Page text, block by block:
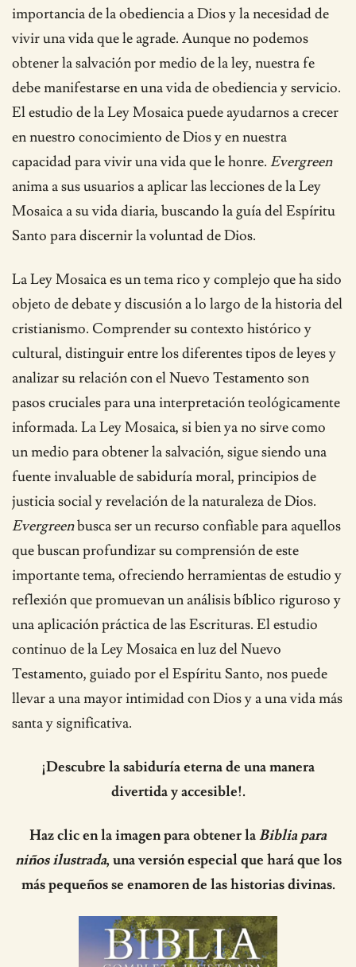
importancia de la obediencia a Dios y la necesidad de
vivir una vida que le agrade. Aunque no podemos
obtener la salvación por medio de la ley, nuestra fe
debe manifestarse en una vida de obediencia y servicio.
El estudio de la Ley Mosaica puede ayudarnos a crecer
en nuestro conocimiento de Dios y en nuestra
capacidad para vivir una vida que le honre. Evergreen
anima a sus usuarios a aplicar las lecciones de la Ley
Mosaica a su vida diaria, buscando la guía del Espíritu
Santo para discernir la voluntad de Dios.
La Ley Mosaica es un tema rico y complejo que ha sido
objeto de debate y discusión a lo largo de la historia del
cristianismo. Comprender su contexto histórico y
cultural, distinguir entre los diferentes tipos de leyes y
analizar su relación con el Nuevo Testamento son
pasos cruciales para una interpretación teológicamente
informada. La Ley Mosaica, si bien ya no sirve como
un medio para obtener la salvación, sigue siendo una
fuente invaluable de sabiduría moral, principios de
justicia social y revelación de la naturaleza de Dios.
Evergreenbusca ser un recurso confiable para aquellos
que buscan profundizar su comprensión de este
importante tema, ofreciendo herramientas de estudio y
reflexión que promuevan un análisis bíblico riguroso y
una aplicación práctica de las Escrituras. El estudio
continuo de la Ley Mosaica en luz del Nuevo
Testamento, guiado por el Espíritu Santo, nos puede
llevar a una mayor intimidad con Dios y a una vida más
santa y significativa.
¡Descubre la sabiduría eterna de una manera
divertida y accesible!.
Haz clic en la imagen para obtener laBiblia para
niños ilustrada, una versión especial que hará que los
más pequeños se enamoren de las historias divinas.